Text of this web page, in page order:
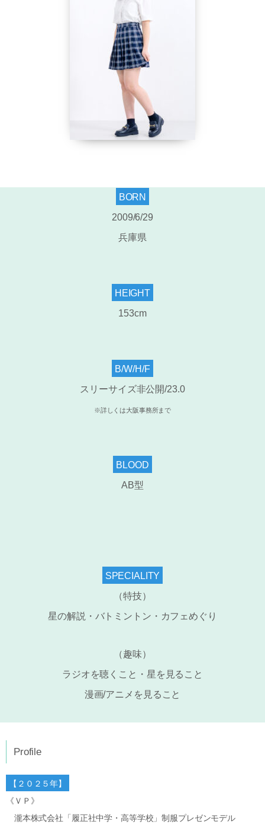
BORN
2009/6/29
兵庫県
HEIGHT
153cm
B/W/H/F
スリーサイズ非公開/23.0
※詳しくは大阪事務所まで
BLOOD
AB型
SPECIALITY
（特技）
星の解説・バトミントン・カフェめぐり
（趣味）
ラジオを聴くこと・星を見ること
漫画/アニメを見ること
Profile
【２０２５年】
《ＶＰ》
瀧本株式会社「履正社中学・高等学校」制服プレゼンモデル